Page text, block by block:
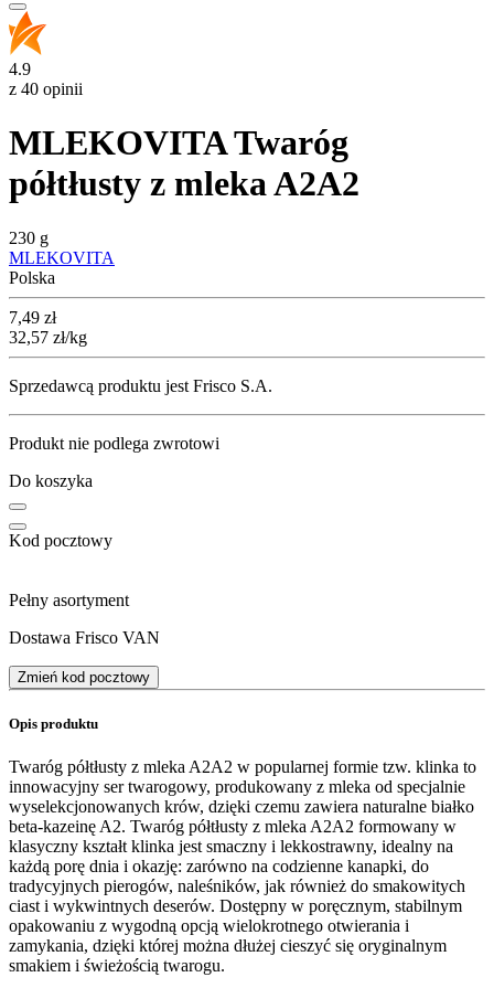
4.9
z 40 opinii
MLEKOVITA Twaróg
półtłusty z mleka A2A2
230 g
MLEKOVITA
Polska
Cena
7,49 zł
32,57 zł/kg
Sprzedawcą produktu jest Frisco S.A.
Produkt nie podlega zwrotowi
Do koszyka
Kod pocztowy
Pełny asortyment
Dostawa Frisco VAN
Zmień kod pocztowy
Opis produktu
Twaróg półtłusty z mleka A2A2 w popularnej formie tzw. klinka to
innowacyjny ser twarogowy, produkowany z mleka od specjalnie
wyselekcjonowanych krów, dzięki czemu zawiera naturalne białko
beta-kazeinę A2. Twaróg półtłusty z mleka A2A2 formowany w
klasyczny kształt klinka jest smaczny i lekkostrawny, idealny na
każdą porę dnia i okazję: zarówno na codzienne kanapki, do
tradycyjnych pierogów, naleśników, jak również do smakowitych
ciast i wykwintnych deserów. Dostępny w poręcznym, stabilnym
opakowaniu z wygodną opcją wielokrotnego otwierania i
zamykania, dzięki której można dłużej cieszyć się oryginalnym
smakiem i świeżością twarogu.